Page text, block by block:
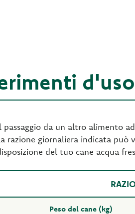
d'uso
passaggio da un altro alimento
razione giornaliera indicata può
del tuo cane acqua
Peso del cane (kg)